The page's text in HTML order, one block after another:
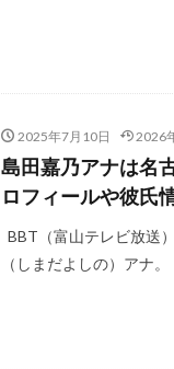
2025年7月10日 2026
島田嘉乃アナは名
ロフィールや彼氏
BBT（富山テレビ放送
（しまだよしの）アナ